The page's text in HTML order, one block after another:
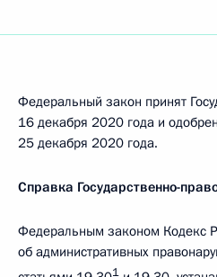
Федеральный закон принят
16 декабря 2020 года и
25 декабря 2020 года.
Справка Государственно-
Федеральным законом Кодекс
об административных
1